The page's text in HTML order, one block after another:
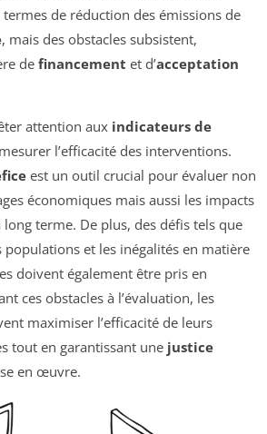
de réduction des émissions de
, mais des obstacles subsistent,
de financement et d’acceptation
attention aux indicateurs de
l’efficacité des interventions.
est un outil crucial pour évaluer non
économiques mais aussi les impacts
terme. De plus, des défis tels que
populations et les inégalités en matière
doivent également être pris en
ces obstacles à l’évaluation, les
maximiser l’efficacité de leurs
tout en garantissant une justice
en œuvre.